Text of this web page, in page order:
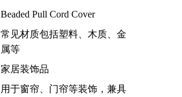
Beaded Pull Cord Cover
常见材质包括塑料、木质、金
属等
家居装饰品
用于窗帘、门帘等装饰，兼具